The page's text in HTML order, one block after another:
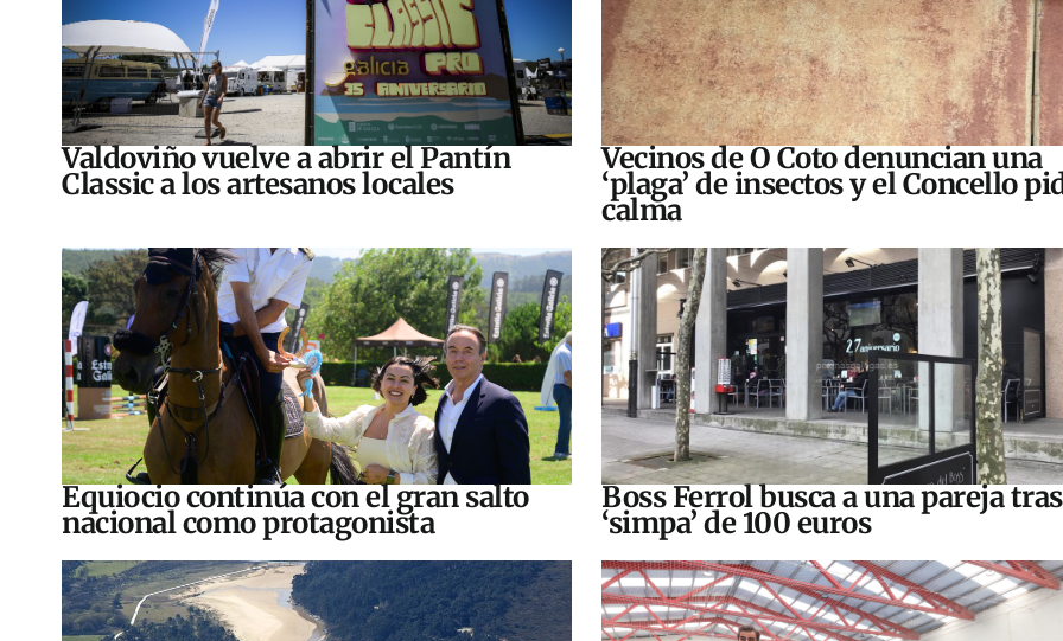
Valdoviño vuelve a abrir el Pantín
Classic a los artesanos locales
Vecinos de O Coto denuncian una
‘plaga’ de insectos y el Concello
calma
Equiocio continúa con el gran salto
nacional como protagonista
Boss Ferrol busca a una pareja
‘simpa’ de 100 euros